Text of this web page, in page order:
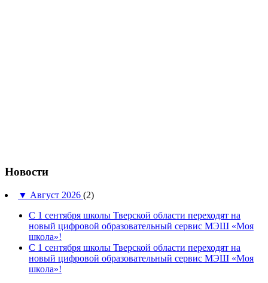
Новости
▼ Август 2026 (2)
С 1 сентября школы Тверской области переходят на
новый цифровой образовательный сервис МЭШ «Моя
школа»!
С 1 сентября школы Тверской области переходят на
новый цифровой образовательный сервис МЭШ «Моя
школа»!